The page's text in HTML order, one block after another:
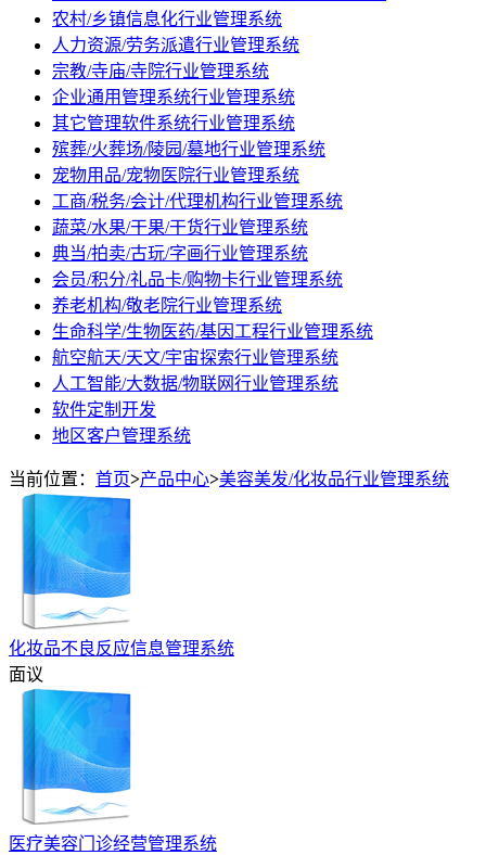
农村/乡镇信息化行业管理系统
人力资源/劳务派遣行业管理系统
宗教/寺庙/寺院行业管理系统
企业通用管理系统行业管理系统
其它管理软件系统行业管理系统
殡葬/火葬场/陵园/墓地行业管理系统
宠物用品/宠物医院行业管理系统
工商/税务/会计/代理机构行业管理系统
蔬菜/水果/干果/干货行业管理系统
典当/拍卖/古玩/字画行业管理系统
会员/积分/礼品卡/购物卡行业管理系统
养老机构/敬老院行业管理系统
生命科学/生物医药/基因工程行业管理系统
航空航天/天文/宇宙探索行业管理系统
人工智能/大数据/物联网行业管理系统
软件定制开发
地区客户管理系统
当前位置： 首页>产品中心>美容美发/化妆品行业管理系统
化妆品不良反应信息管理系统
面议
医疗美容门诊经营管理系统